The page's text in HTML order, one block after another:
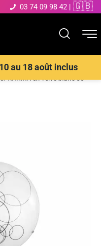
03 74 09 98 42 | 🇬🇧
au 18 août inclus
LED>Plafonnier>
KARMA en verre blanc 30